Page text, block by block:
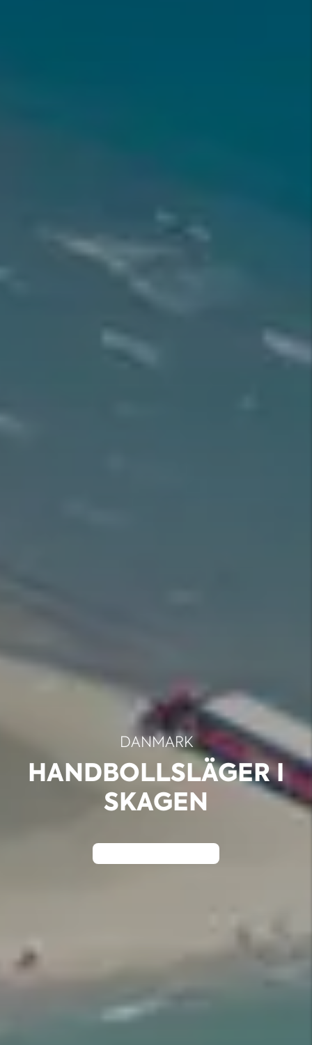
DANMARK
HANDBOLLSLÄGER I
SKAGEN